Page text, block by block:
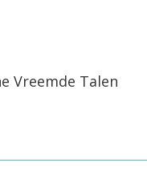
Vreemde Talen